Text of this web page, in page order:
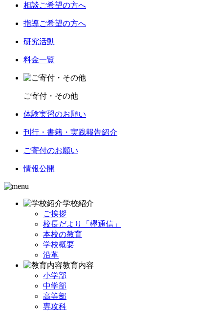
相談ご希望の方へ
指導ご希望の方へ
研究活動
料金一覧
ご寄付・その他
体験実習のお願い
刊行・書籍・実践報告紹介
ご寄付のお願い
情報公開
学校紹介
ご挨拶
校長だより「欅通信」
本校の教育
学校概要
沿革
教育内容
小学部
中学部
高等部
専攻科